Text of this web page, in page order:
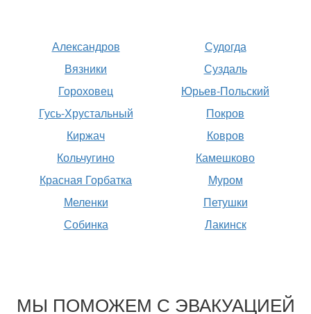
Александров
Вязники
Гороховец
Гусь-Хрустальный
Киржач
Кольчугино
Красная Горбатка
Меленки
Собинка
Судогда
Суздаль
Юрьев-Польский
Покров
Ковров
Камешково
Муром
Петушки
Лакинск
МЫ ПОМОЖЕМ С ЭВАКУАЦИЕЙ